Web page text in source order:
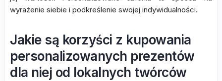
wyrażenie siebie i podkreślenie swojej indywidualności.
Jakie są korzyści z kupowania
personalizowanych prezentów
dla niej od lokalnych twórców